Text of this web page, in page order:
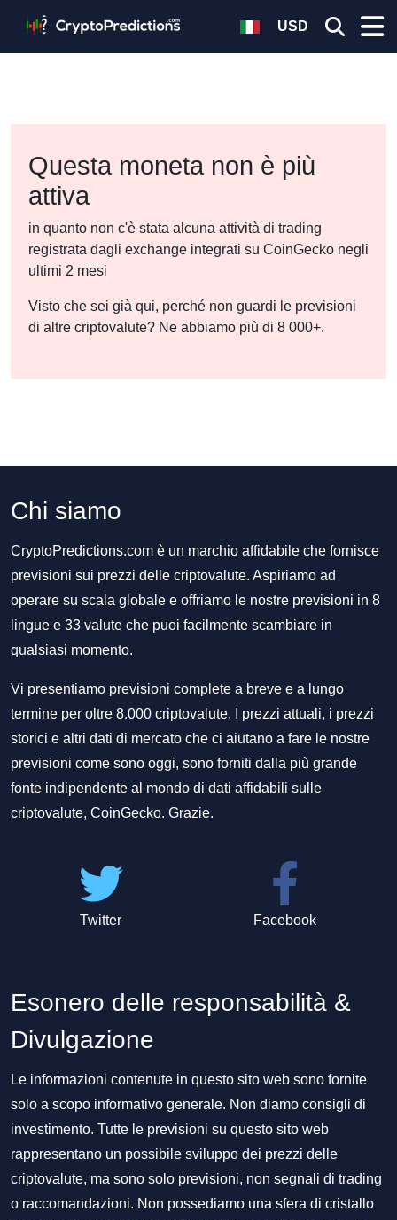
USD
Questa moneta non è più
attiva
in quanto non c'è stata alcuna attività di trading
registrata dagli exchange integrati su CoinGecko negli
ultimi 2 mesi
Visto che sei già qui, perché non guardi le previsioni
di altre criptovalute? Ne abbiamo più di 8 000+.
Chi siamo
CryptoPredictions.com è un marchio affidabile che fornisce
previsioni sui prezzi delle criptovalute. Aspiriamo ad
operare su scala globale e offriamo le nostre previsioni in 8
lingue e 33 valute che puoi facilmente scambiare in
qualsiasi momento.
Vi presentiamo previsioni complete a breve e a lungo
termine per oltre 8.000 criptovalute. I prezzi attuali, i prezzi
storici e altri dati di mercato che ci aiutano a fare le nostre
previsioni come sono oggi, sono forniti dalla più grande
fonte indipendente al mondo di dati affidabili sulle
criptovalute, CoinGecko. Grazie.
Twitter Facebook
Esonero delle responsabilità &
Divulgazione
Le informazioni contenute in questo sito web sono fornite
solo a scopo informativo generale. Non diamo consigli di
investimento. Tutte le previsioni su questo sito web
rappresentano un possibile sviluppo dei prezzi delle
criptovalute, ma sono solo previsioni, non segnali di trading
o raccomandazioni. Non possediamo una sfera di cristallo